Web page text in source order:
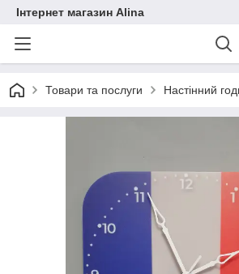
Інтернет магазин Alina
Товари та послуги Настінний